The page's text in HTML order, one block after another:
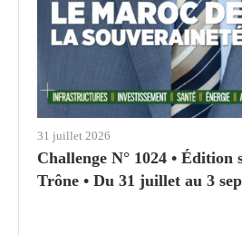
31 juillet 2026
Challenge N° 1024 • Édition
Trône • Du 31 juillet au 3